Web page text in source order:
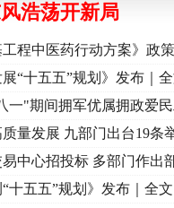
浩荡开新局
工程中医药行动方案》政
展“十五五”规划》发布｜
一"期间拥军优属拥政爱
量发展 九部门出台19条
中心招投标 多部门作出
“十五五”规划》发布｜全
县通报“牛蛙产品抗生素超标问题